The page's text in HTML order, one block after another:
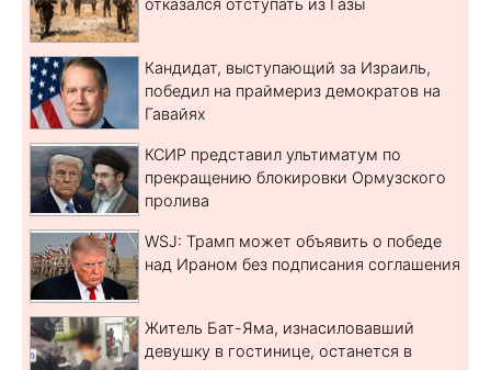
Кандидат, выступающий за Израиль,
победил на праймериз демократов на
Гавайях
КСИР представил ультиматум по
прекращению блокировки Ормузского
пролива
WSJ: Трамп может объявить о победе
над Ираном без подписания соглашения
Житель Бат-Яма, изнасиловавший
девушку в гостинице, останется в